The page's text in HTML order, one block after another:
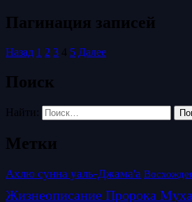
Пагинация записей
Назад 1 2 3 4 5 Далее
Поиск
Найти:
Метки
Ахлю сунна уаль-Джама'а